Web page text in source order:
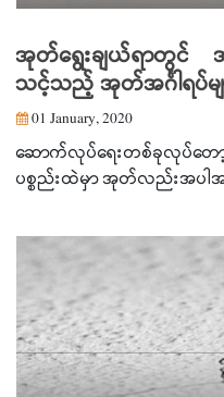
အုတ်ရွေးချယ်ရာတွင်
သင့်သည့် အုတ်အင်္ဂါရပ်မျ
01 January, 2020
ဆောက်လုပ်ရေးတစ်ခုလုပ်တ
ပစ္စည်းထဲမှာ အုတ်လည်းအပါ